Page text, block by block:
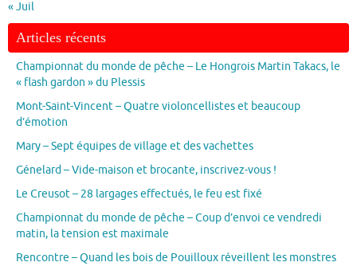
« Juil
Articles récents
Championnat du monde de pêche – Le Hongrois Martin Takacs, le
« flash gardon » du Plessis
Mont-Saint-Vincent – Quatre violoncellistes et beaucoup
d’émotion
Mary – Sept équipes de village et des vachettes
Génelard – Vide-maison et brocante, inscrivez-vous !
Le Creusot – 28 largages effectués, le feu est fixé
Championnat du monde de pêche – Coup d’envoi ce vendredi
matin, la tension est maximale
Rencontre – Quand les bois de Pouilloux réveillent les monstres